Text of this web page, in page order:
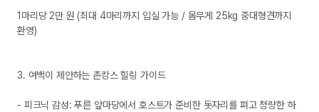
1마리당 2만 원 (최대 4마리까지 입실 가능 / 몸무게 25kg 중대형견까지
환영)
3. 여백이 제안하는 촌캉스 힐링 가이드
- 피크닉 감성: 푸른 앞마당에서 호스트가 준비한 돗자리를 펴고 청량한 하